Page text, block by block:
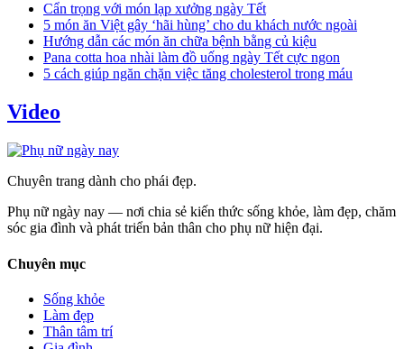
Cẩn trọng với món lạp xưởng ngày Tết
5 món ăn Việt gây ‘hãi hùng’ cho du khách nước ngoài
Hướng dẫn các món ăn chữa bệnh bằng củ kiệu
Pana cotta hoa nhài làm đồ uống ngày Tết cực ngon
5 cách giúp ngăn chặn việc tăng cholesterol trong máu
Video
Chuyên trang dành cho phái đẹp.
Phụ nữ ngày nay — nơi chia sẻ kiến thức sống khỏe, làm đẹp, chăm
sóc gia đình và phát triển bản thân cho phụ nữ hiện đại.
Chuyên mục
Sống khỏe
Làm đẹp
Thân tâm trí